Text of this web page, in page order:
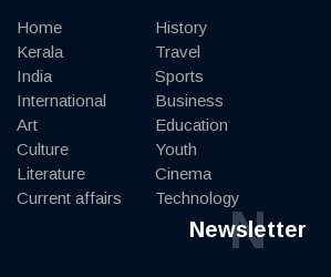
Home
Kerala
India
International
Art
Culture
Literature
Current affairs
History
Travel
Sports
Business
Education
Youth
Cinema
Technology
Newsletter
N